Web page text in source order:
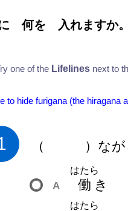
何を 入れますか
one of the Lifelines next to
to hide furigana (the hiragana
（ ） な
A 働
はたら
き
はたら